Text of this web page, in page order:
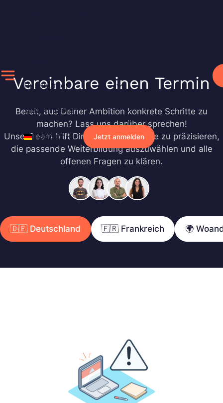
Ressourcen
Warum Liora?
Deutsch Jetzt anmelden
Vereinbare einen Termin
Bereit, aus Deiner Ambition konkrete Schritte zu
machen? Lass uns darüber sprechen!
Unser Team hilft Dir dabei, Deine Ziele zu präzisieren,
die passende Weiterbildung auszuwählen und alle
offenen Fragen zu klären.
🇩🇪 Deutschland 🇫🇷 Frankreich 🌍